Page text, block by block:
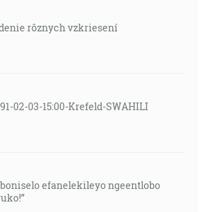
rôznych vzkriesení
02-03-15:00-Krefeld-SWAHILI
efanelekileyo ngeentlobo